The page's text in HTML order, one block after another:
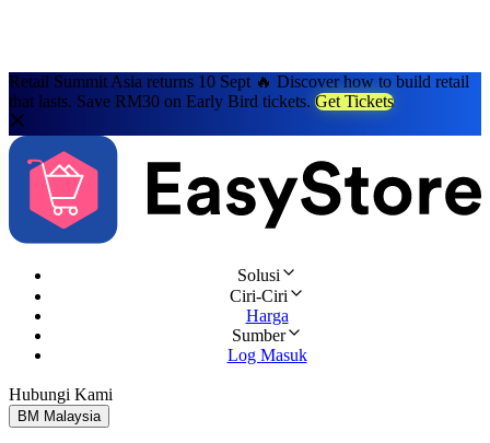
Retail Summit Asia returns 10 Sept 🔥 Discover how to build retail
that lasts. Save RM30 on Early Bird tickets. Get Tickets
Solusi
Ciri-Ciri
Harga
Sumber
Log Masuk
Hubungi Kami
BM Malaysia